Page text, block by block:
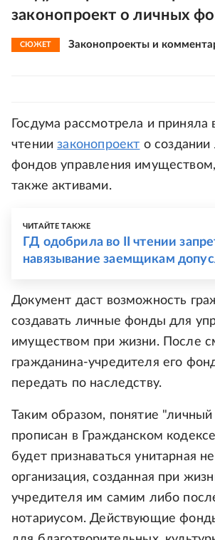
законопроект о личных
СЮЖЕТ Законопроекты и
Госдума рассмотрела и приняла
чтениизаконопроект о создании
фондов управления
также активами.
ЧИТАЙТЕ ТАКЖЕ
ГД одобрила во II чтении
навязывание заемщикам
Документ даст возможность
создавать личные фонды для
имуществом при жизни. После
гражданина-учредителя его
передать по наследству.
Таким образом, понятие
прописан в Гражданском
будет признаваться унитарная
организация, созданная при
учредителя им самим либо
нотариусом. Действующие